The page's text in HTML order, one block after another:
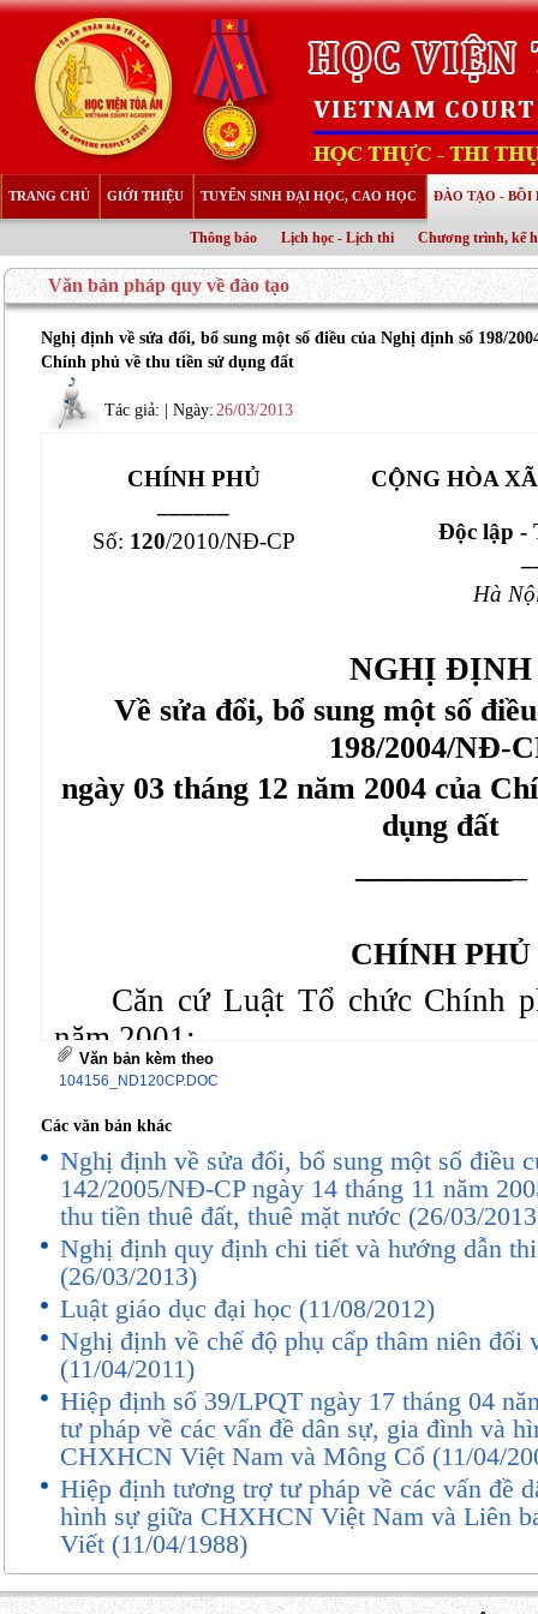
TRANG CHỦ GIỚI THIỆU TUYỂN SINH ĐẠI HỌC, CAO HỌC ĐÀO TẠO - BỒI
Thông báo Lịch học - Lịch thi Chương trình, kế
Văn bản pháp quy về đào tạo
Nghị định về sửa đổi, bổ sung một số điều của Nghị định số 198/
Chính phủ về thu tiền sử dụng đất
Tác giả: | Ngày: 26/03/2013
CHÍNH PHỦ
Số: 120/2010/NĐ-CP
CỘNG HÒA
Độc lập -
Hà
NGHỊ ĐỊNH
Về sửa đổi, bổ sung một số
198/2004/NĐ-
ngày 03 tháng 12 năm 2004 của
dụng đất
CHÍNH PHỦ
Căn cứ Luật Tổ chức Chính
năm 2001;
Căn cứ Luật Đất đai ngày 26
Căn cứ Luật Đầu tư ngày 29
Căn cứ Luật Quản lý thuế
2006;
Căn cứ Luật sửa đổi, bổ
Luật liên quan đến đầu tư xây
6 năm 2009;
Xét đề nghị của Bộ trưởng Bộ
NGHỊ ĐỊNH:
Điều 1. Phạm vi điều chỉnh
Nghị định này quy định việc
điều của Nghị định số 198/2004/
12 năm 2004 của Chính phủ về
Văn bản kèm theo
104156_ND120CP.DOC
Các văn bản khác
Nghị định về sửa đổi, bổ sung một số điều
142/2005/NĐ-CP ngày 14 tháng 11 năm
thu tiền thuê đất, thuê mặt nước (26/03/
Nghị định quy định chi tiết và hướng dẫn
(26/03/2013)
Luật giáo dục đại học (11/08/2012)
Nghị định về chế độ phụ cấp thâm niên đối
(11/04/2011)
Hiệp định số 39/LPQT ngày 17 tháng 04
tư pháp về các vấn đề dân sự, gia đình và
CHXHCN Việt Nam và Mông Cổ (11/04/
Hiệp định tương trợ tư pháp về các vấn đề
hình sự giữa CHXHCN Việt Nam và Liên
Viết (11/04/1988)